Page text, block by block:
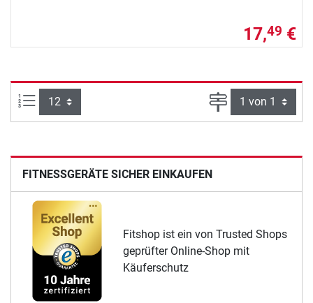
17,49 €
Artikel pro Seite: Seite
FITNESSGERÄTE SICHER EINKAUFEN
Fitshop ist ein von Trusted Shops
geprüfter Online-Shop mit
Käuferschutz